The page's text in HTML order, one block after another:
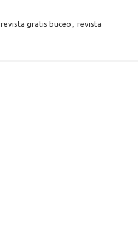
revista gratis buceo , revista